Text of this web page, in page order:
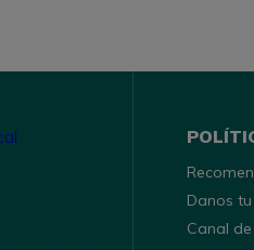
Danos
Canal